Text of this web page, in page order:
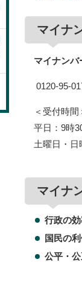
マイナ
マイナンバ
0120-95-
＜受付時間
平日：9時
土曜日・日
マイナ
行政の
国民の
公平・